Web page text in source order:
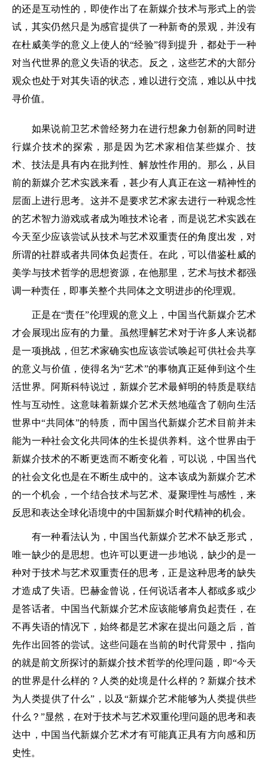
的还是互动性的，即使作出了在新媒介技术与形式上的尝
试，其实仍然只是为感官提供了一种新奇的景观，并没有
在杜威美学的意义上使人的“经验”得到提升，都处于一种
对当代世界的意义失语的状态。反之，这些艺术的大部分
观众也处于对其失语的状态，难以进行交流，难以从中找
寻价值。
如果说前卫艺术曾经努力在进行想象力创新的同时进
行媒介技术的探索，那是因为艺术家相信某些媒介、技
术、技法是具有内在批判性、解放性作用的。那么，从目
前的新媒介艺术实践来看，甚少有人真正在这一精神性的
层面上进行思考。这并不是要求艺术家去进行一种观念性
的艺术智力游戏或者成为唯技术论者，而是说艺术实践在
今天至少应该尝试从技术与艺术双重责任的角度出发，对
所谓的社群或者共同体负起责任。在此，可以借鉴杜威的
美学与技术哲学的思想资源，在他那里，艺术与技术都强
调一种责任，即事关整个共同体之文明进步的伦理观。
正是在“责任”伦理观的意义上，中国当代新媒介艺术
才会展现出应有的力量。虽然理解艺术对于许多人来说都
是一项挑战，但艺术家确实也应该尝试唤起可供社会共享
的意义与价值，使得名为“艺术”的事物真正延伸到这个生
活世界。阿斯科特说过，新媒介艺术最鲜明的特质是联结
性与互动性。这意味着新媒介艺术天然地蕴含了朝向生活
世界中“共同体”的特质，而中国当代新媒介艺术目前并未
能为一种社会文化共同体的生长提供养料。这个世界由于
新媒介技术的不断更迭而不断变化着，可以说，中国当代
的社会文化也是在不断生成中的。这本该成为新媒介艺术
的一个机会，一个结合技术与艺术、凝聚理性与感性，来
反思和表达全球化语境中的中国新媒介时代精神的机会。
有一种看法认为，中国当代新媒介艺术不缺乏形式，
唯一缺少的是思想。也许可以更进一步地说，缺少的是一
种对于技术与艺术双重责任的思考，正是这种思考的缺失
才造成了失语。巴赫金曾说，任何说话者本人都或多或少
是答话者。中国当代新媒介艺术应该能够肩负起责任，在
不再失语的情况下，始终都是艺术家在提出问题之后，首
先作出回答的尝试。这些问题在当前的时代背景中，指向
的就是前文所探讨的新媒介技术哲学的伦理问题，即“今天
的世界是什么样的？人类的处境是什么样的？新媒介技术
为人类提供了什么”，以及“新媒介艺术能够为人类提供些
什么？”显然，在对于技术与艺术双重伦理问题的思考和表
达中，中国当代新媒介艺术才有可能真正具有方向感和历
史性。